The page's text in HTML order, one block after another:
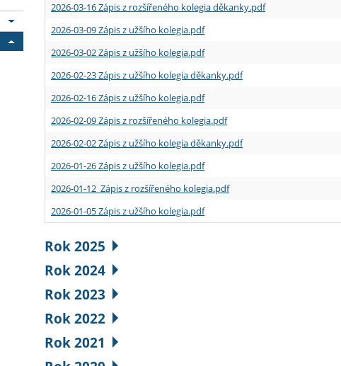
2026-03-16 Zápis z rozšířeného kolegia děkanky.pdf
2026-03-09 Zápis z užšího kolegia.pdf
2026-03-02 Zápis z užšího kolegia.pdf
2026-02-23 Zápis z užšího kolegia děkanky.pdf
2026-02-16 Zápis z užšího kolegia.pdf
2026-02-09 Zápis z rozšířeného kolegia.pdf
2026-02-02 Zápis z užšího kolegia děkanky.pdf
2026-01-26 Zápis z užšího kolegia.pdf
2026-01-12 Zápis z rozšířeného kolegia.pdf
2026-01-05 Zápis z užšího kolegia.pdf
Rok 2025
Rok 2024
Rok 2023
Rok 2022
Rok 2021